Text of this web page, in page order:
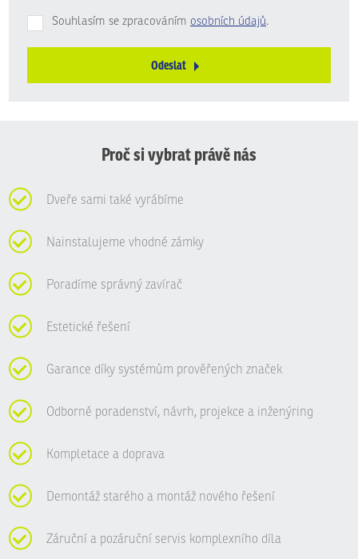
Souhlasím se zpracováním osobních údajů.
Odeslat
Proč si vybrat právě nás
Dveře sami také vyrábíme
Nainstalujeme vhodné zámky
Poradíme správný zavírač
Estetické řešení
Garance díky systémům prověřených značek
Odborné poradenství, návrh, projekce a inženýring
Kompletace a doprava
Demontáž starého a montáž nového řešení
Záruční a pozáruční servis komplexního díla